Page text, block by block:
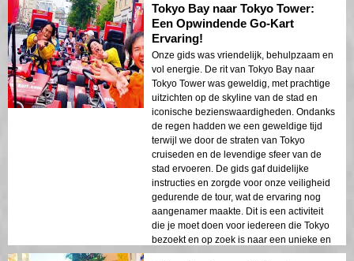
Het biedt een ander perspectief op de stad,
waardoor je verborgen pareltjes kunt
ontdekken en de lokale cultuur kunt
ervaren. We raden deze tour ten zeerste
aan voor iedereen die op zoek is naar een
onvergetelijk avontuur in Tokio. De
combinatie van deskundige begeleiding,
adembenemende uitzichten en opwindend
karten maakte dit tot een absoluut
hoogtepunt van onze reis. Het is een must-
do voor iedereen die op zoek is naar een
unieke en spannende avontuur in Tokio.
Tokyo Bay naar Tokyo Tower:
Een Opwindende Go-Kart
Ervaring!
Onze gids was vriendelijk, behulpzaam en
vol energie. De rit van Tokyo Bay naar
Tokyo Tower was geweldig, met prachtige
uitzichten op de skyline van de stad en
iconische bezienswaardigheden. Ondanks
de regen hadden we een geweldige tijd
terwijl we door de straten van Tokyo
cruiseden en de levendige sfeer van de
stad ervoeren. De gids gaf duidelijke
instructies en zorgde voor onze veiligheid
gedurende de tour, wat de ervaring nog
aangenamer maakte. Dit is een activiteit
die je moet doen voor iedereen die Tokyo
bezoekt en op zoek is naar een unieke en
spannende manier om de stad te